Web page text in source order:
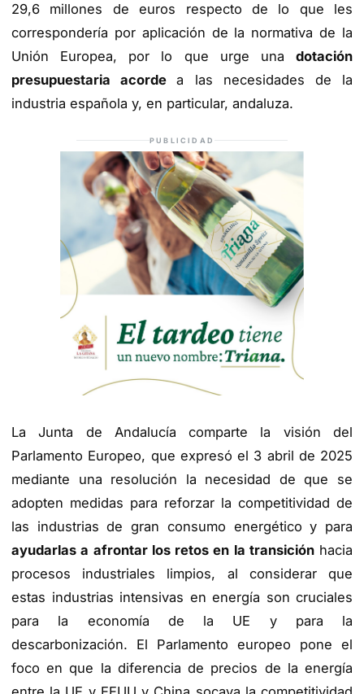
29,6 millones de euros respecto de lo que les
correspondería por aplicación de la normativa de la
Unión Europea, por lo que urge una dotación
presupuestaria acordea las necesidades de la
industria española y, en particular, andaluza.
PUBLICIDAD
La Junta de Andalucía comparte la visión del
Parlamento Europeo, que expresó el 3 abril de 2025
mediante una resolución la necesidad de que se
adopten medidas para reforzar la competitividad de
las industrias de gran consumo energético y para
ayudarlas a afrontar los retos en la transiciónhacia
procesos industriales limpios, al considerar que
estas industrias intensivas en energía son cruciales
para la economía de la UE y para la
descarbonización. El Parlamento europeo pone el
foco en que la diferencia de precios de la energía